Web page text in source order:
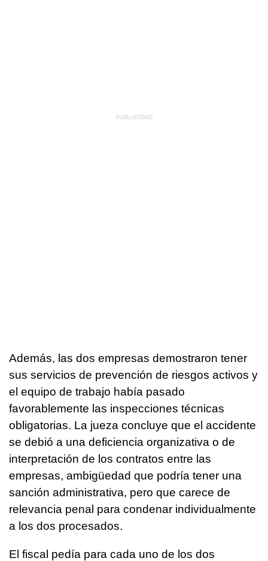
Además, las dos empresas demostraron tener
sus servicios de prevención de riesgos activos y
el equipo de trabajo había pasado
favorablemente las inspecciones técnicas
obligatorias. La jueza concluye que el accidente
se debió a una deficiencia organizativa o de
interpretación de los contratos entre las
empresas, ambigüedad que podría tener una
sanción administrativa, pero que carece de
relevancia penal para condenar individualmente
a los dos procesados.
El fiscal pedía para cada uno de los dos